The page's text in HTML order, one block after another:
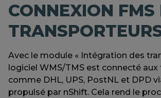
CONNEXION FMS
Avec le module « Intégration des
logiciel WMS/TMS est connecté
comme DHL, UPS, PostNL et DPD
propulsé par nShift. Cela rend le